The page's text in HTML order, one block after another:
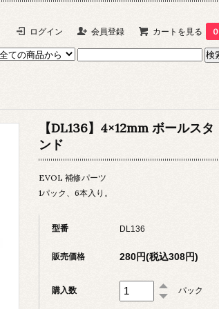
ログイン 会員登録 カートを見る 0
【DL136】4×12mm ボールスタ
ンド
EVOL 補修パーツ
1パック、6本入り。
型番 DL136
販売価格 280円(税込308円)
購入数 パック